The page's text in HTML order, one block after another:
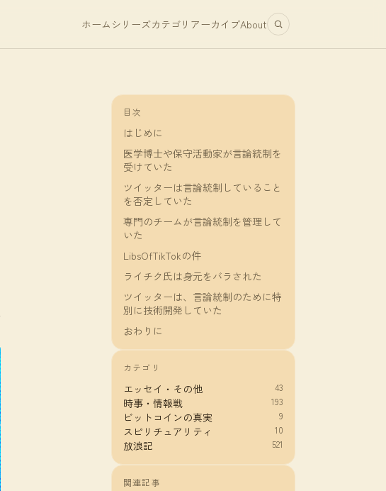
ホーム シリーズカテゴリ アーカイブAbout
目次
はじめに
医学博士や保守活動家が言論統制を
受けていた
ツイッターは言論統制していること
を否定していた
専門のチームが言論統制を管理して
いた
LibsOfTikTokの件
ライチク氏は身元をバラされた
ツイッターは、言論統制のために特
別に技術開発していた
おわりに
カテゴリ
エッセイ・その他 43
時事・情報戦 193
ビットコインの真実 9
スピリチュアリティ 10
放浪記 521
関連記事